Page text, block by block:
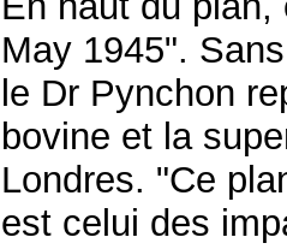
May 1945".
le Dr Pynchon
bovine et la
Londres. "Ce
est celui des